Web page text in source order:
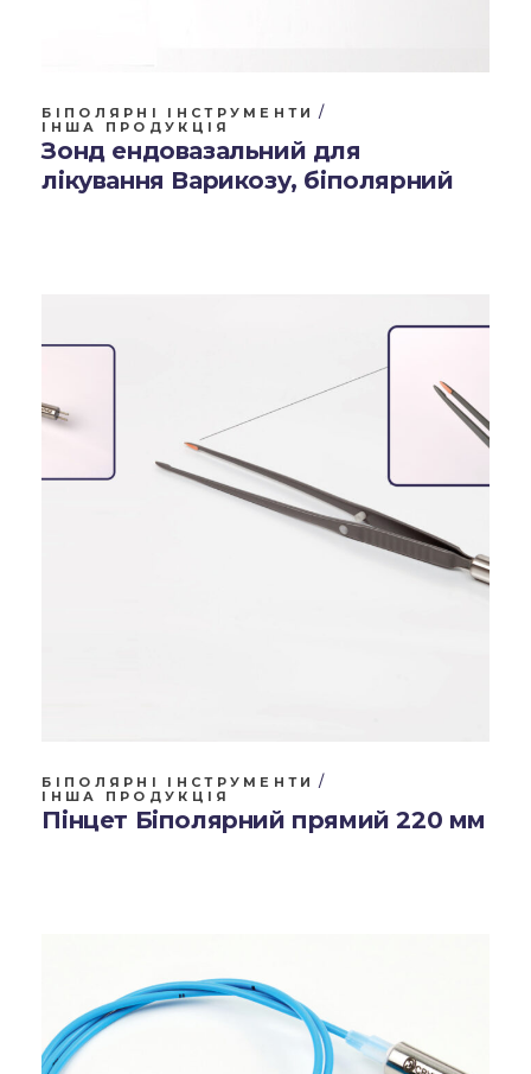
БІПОЛЯРНІ ІНСТРУМЕНТИ
ІНША ПРОДУКЦІЯ
Зонд ендовазальний для
лікування Варикозу, біполярний
БІПОЛЯРНІ ІНСТРУМЕНТИ
ІНША ПРОДУКЦІЯ
Пінцет Біполярний прямий 220 мм